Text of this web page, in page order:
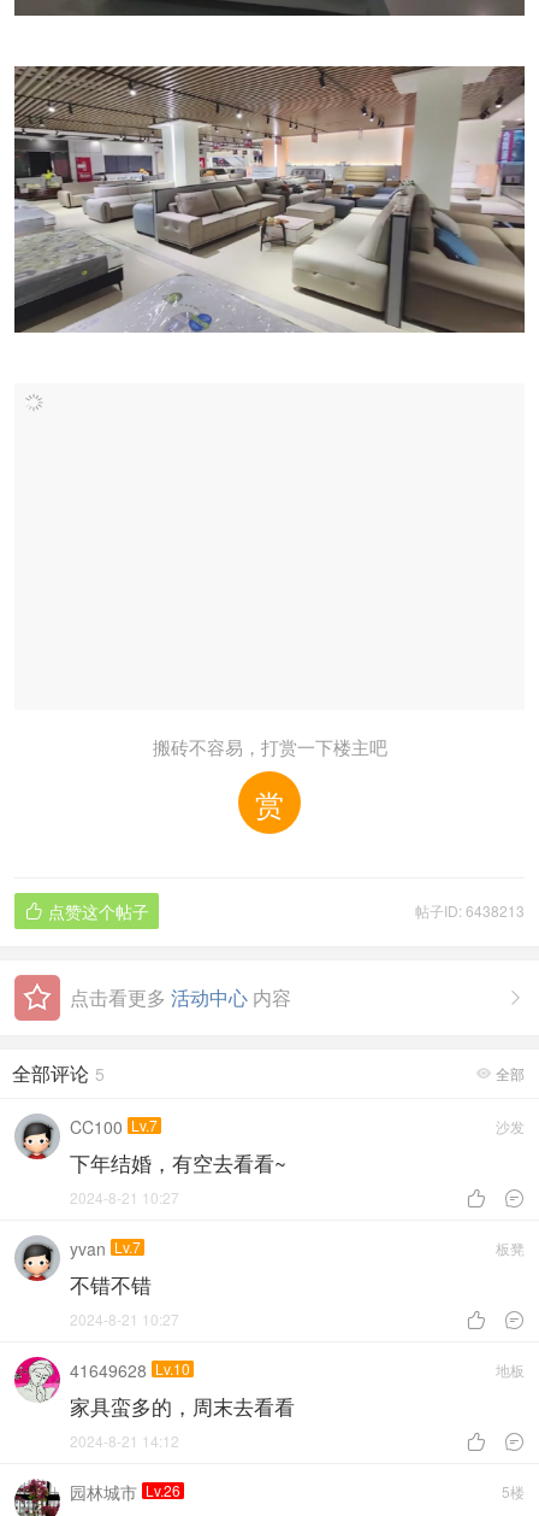
搬砖不容易，打赏一下楼主吧
赏
帖子ID: 6438213
 点赞这个帖子

点击看更多 活动中心 内容
 全部
全部评论 5
沙发
CC100 Lv.7
下年结婚，有空去看看~
 
2024-8-21 10:27
板凳
yvan Lv.7
不错不错
 
2024-8-21 10:27
地板
41649628 Lv.10
家具蛮多的，周末去看看
 
2024-8-21 14:12
5楼
园林城市 Lv.26